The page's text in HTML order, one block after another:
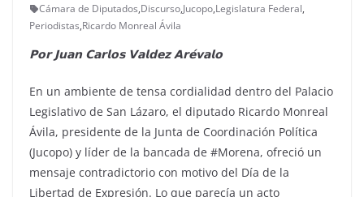
Cámara de Diputados,Discurso,Jucopo,Legislatura Federal,
Periodistas,Ricardo Monreal Ávila
𝗣𝗼𝗿 𝗝𝘂𝗮𝗻 𝗖𝗮𝗿𝗹𝗼𝘀 𝗩𝗮𝗹𝗱𝗲𝘇 𝗔𝗿𝗲́𝘃𝗮𝗹𝗼
En un ambiente de tensa cordialidad dentro del Palacio
Legislativo de San Lázaro, el diputado Ricardo Monreal
Ávila, presidente de la Junta de Coordinación Política
(Jucopo) y líder de la bancada de #Morena, ofreció un
mensaje contradictorio con motivo del Día de la
Libertad de Expresión. Lo que parecía un acto